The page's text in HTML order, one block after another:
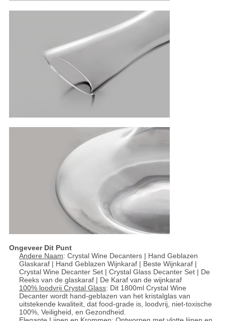
Ongeveer Dit Punt
Andere Naam: Crystal Wine Decanters | Hand Geblazen
Glaskaraf | Hand Geblazen Wijnkaraf | Beste Wijnkaraf |
Crystal Wine Decanter Set | Crystal Glass Decanter Set | De
Reeks van de glaskaraf | De Karaf van de wijnkaraf
100% loodvrij Crystal Glass: Dit 1800ml Crystal Wine
Decanter wordt hand-geblazen van het kristalglas van
uitstekende kwaliteit, dat food-grade is, loodvrij, niet-toxische
100%, Veiligheid, en Gezondheid.